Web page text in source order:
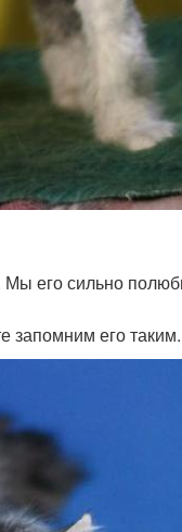
Мы его сильно
запомним его таким.